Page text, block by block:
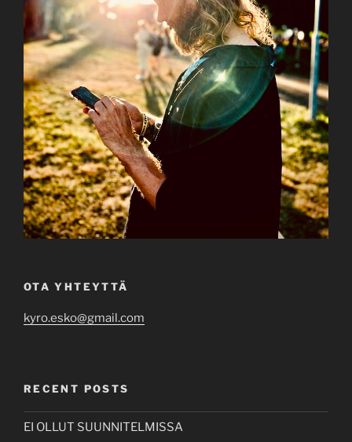
OTA YHTEYTTÄ
kyro.esko@gmail.com
RECENT POSTS
EI OLLUT SUUNNITELMISSA